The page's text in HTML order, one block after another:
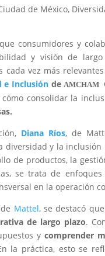
de México,
consumidores y
y visión de
cada vez más
e Inclusiónde AMCHAM
consolidar la
Diana Ríos, de
diversidad y la
de productos, la
se trata de
en la operación
Mattel, se destacó
de largo plazo.
y comprender
la práctica, esto se